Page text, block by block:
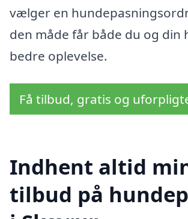
vælger en
den måde får både du og din
bedre oplevelse.
Få tilbud, gratis og
Indhent altid
tilbud på